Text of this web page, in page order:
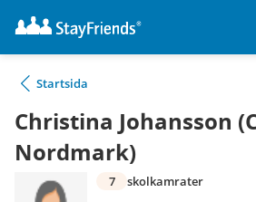
Startsida
Christina Johansson
Nordmark)
7 skolkamrater